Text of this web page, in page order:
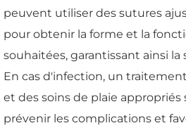
peuvent utiliser des sutures
pour obtenir la forme et la
souhaitées, garantissant ainsi
En cas d'infection, un
et des soins de plaie
prévenir les complications et